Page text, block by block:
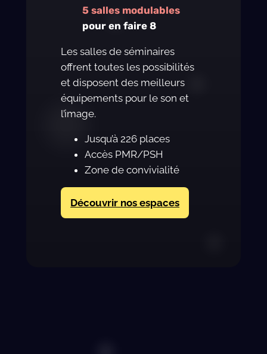
5 salles modulables
pour en faire 8
Les salles de séminaires
offrent toutes les possibilités
et disposent des meilleurs
équipements pour le son et
l’image.
Jusqu’à 226 places
Accès PMR/PSH
Zone de convivialité
Découvrir nos espaces